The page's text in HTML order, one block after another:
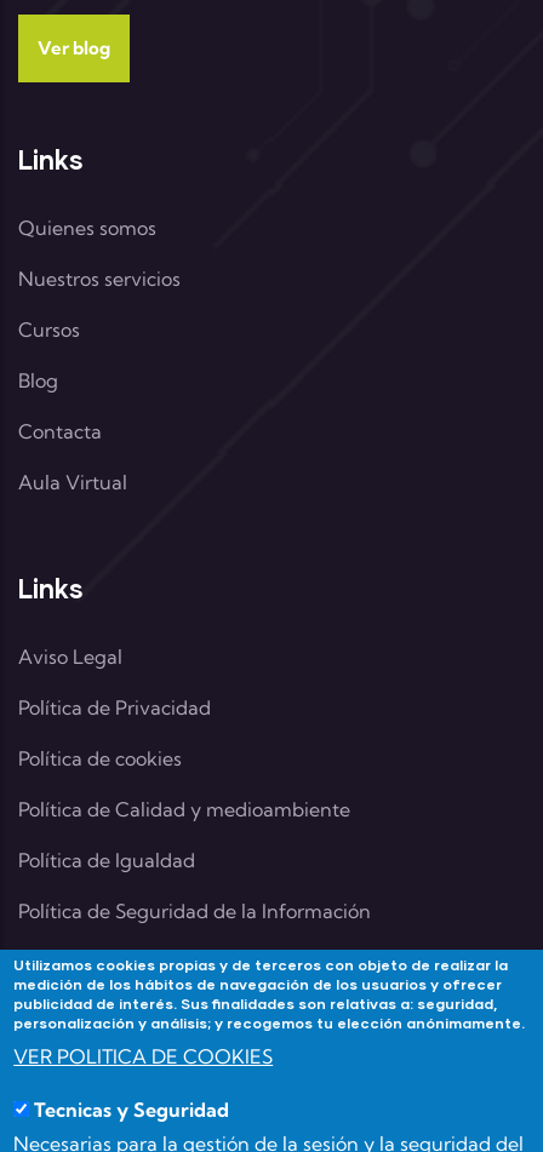
Ver blog
Links
Quienes somos
Nuestros servicios
Cursos
Blog
Contacta
Aula Virtual
Links
Aviso Legal
Política de Privacidad
Política de cookies
Política de Calidad y medioambiente
Política de Igualdad
Política de Seguridad de la Información
Contacta
Forma3Almeria en:
Utilizamos cookies propias y de terceros con objeto de realizar la
medición de los hábitos de navegación de los usuarios y ofrecer
publicidad de interés. Sus finalidades son relativas a: seguridad,
personalización y análisis; y recogemos tu elección anónimamente.
VER POLITICA DE COOKIES
Tecnicas y Seguridad
Necesarias para la gestión de la sesión y la seguridad del